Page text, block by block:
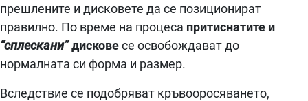
прешлените и дисковете да се позиционират
правилно. По време на процеса притиснатите и
“сплескани”дисковесе освобождават до
нормалната си форма и размер.
Вследствие се подобряват кръвооросяването,